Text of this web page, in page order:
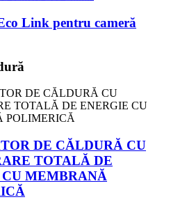
Link pentru cameră
DE CĂLDURĂ CU
TOTALĂ DE
MEMBRANĂ